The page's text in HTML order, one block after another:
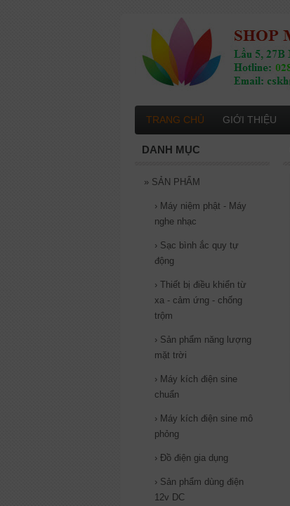
DANH MỤC
» SẢN PHẨM
› Máy niệm phật - Máy
nghe nhạc
› Sạc bình ắc quy tự
động
› Thiết bị điều khiển từ
xa - cảm ứng - chống
trộm
› Sản phẩm năng lượng
mặt trời
› Máy kích điện sine
chuẩn
› Máy kích điện sine mô
phỏng
› Đồ điện gia dụng
› Sản phẩm dùng điện
12v DC
TRANG CHỦ GIỚI THIỆU